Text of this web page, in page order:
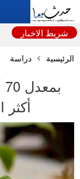
شريط الاخبار
الرئيسية دراسة